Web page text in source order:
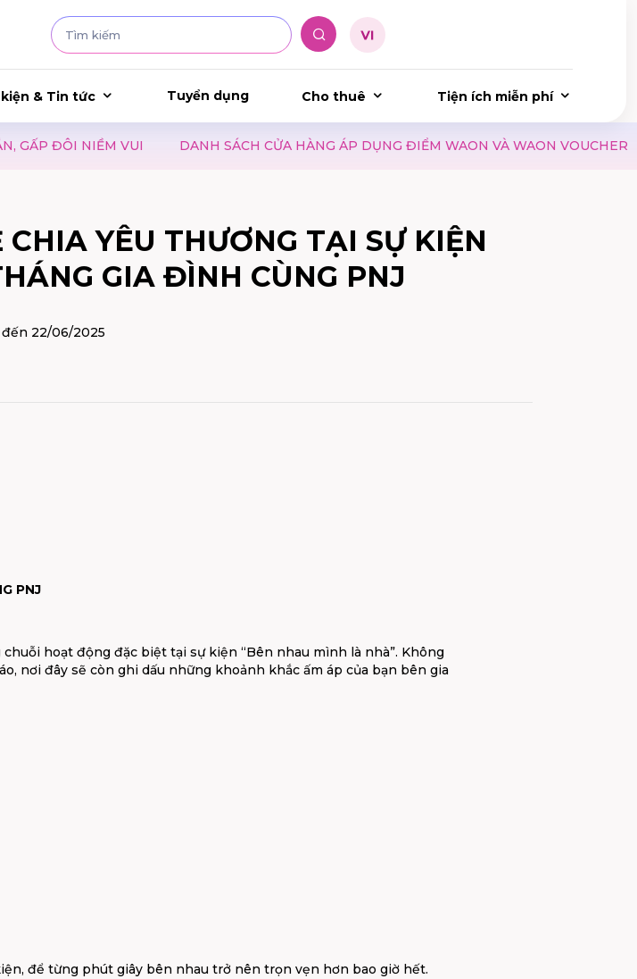
kiện & Tin tức Tuyển dụng Cho thuê Tiện ích miễn phí
DANH SÁCH CỬA HÀNG ÁP DỤNG ĐIỂM WAON VÀ WAON VOUCHER RA MẮT
CHIA YÊU THƯƠNG TẠI SỰ KIỆN
GIA ĐÌNH CÙNG PNJ
22/06/2025
PNJ
hoạt động đặc biệt tại sự kiện “Bên nhau mình là nhà”. Không
nơi đây sẽ còn ghi dấu những khoảnh khắc ấm áp của bạn bên gia
để từng phút giây bên nhau trở nên trọn vẹn hơn bao giờ hết.